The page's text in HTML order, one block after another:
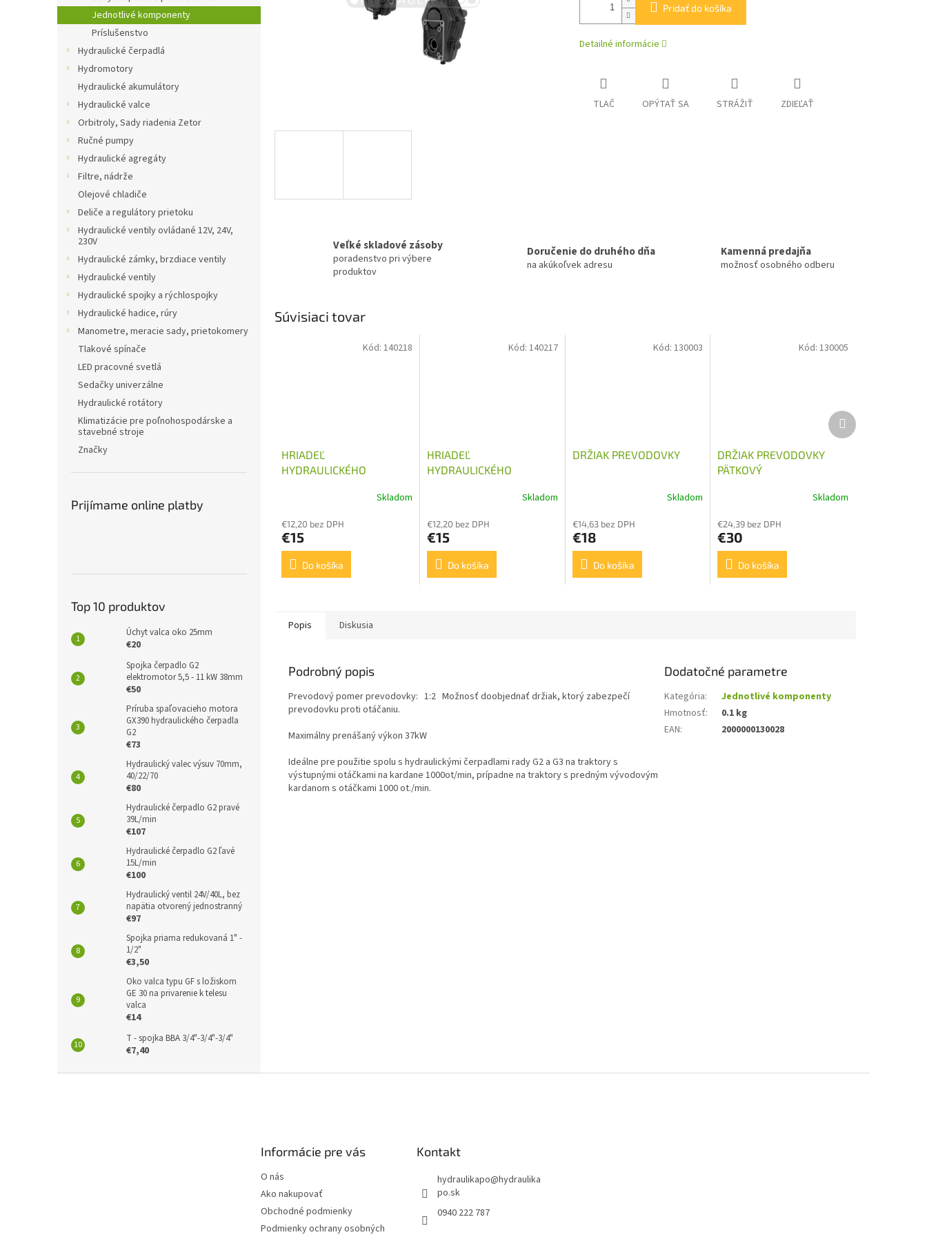
Jednotlivé komponenty
Príslušenstvo
Hydraulické čerpadlá
Hydromotory
Hydraulické akumulátory
Hydraulické valce
Orbitroly, Sady riadenia Zetor
Ručné pumpy
Hydraulické agregáty
Filtre, nádrže
Olejové chladiče
Deliče a regulátory prietoku
Hydraulické ventily ovládané 12V, 24V,
230V
Hydraulické zámky, brzdiace ventily
Hydraulické ventily
Hydraulické spojky a rýchlospojky
Hydraulické hadice, rúry
Manometre, meracie sady, prietokomery
Tlakové spínače
LED pracovné svetlá
Sedačky univerzálne
Hydraulické rotátory
Klimatizácie pre poľnohospodárske a
stavebné stroje
Značky
Prijímame online platby
Top 10 produktov
Úchyt valca oko 25mm
€20
Spojka čerpadlo G2
elektromotor 5,5 - 11 kW 38mm
€50
Príruba spaľovacieho motora
GX390 hydraulického čerpadla
G2
€73
Hydraulický valec výsuv 70mm,
40/22/70
€80
Hydraulické čerpadlo G2 pravé
39L/min
€107
Hydraulické čerpadlo G2 ľavé
15L/min
€100
Hydraulický ventil 24V/40L, bez
napätia otvorený jednostranný
€97
Spojka priama redukovaná 1" -
1/2"
€3,50
Oko valca typu GF s ložiskom
GE 30 na privarenie k telesu
valca
€14
T - spojka BBA 3/4"-3/4"-3/4"
€7,40
Pridať do košíka
Detailné informácie
TLAČ OPÝTAŤ SA STRÁŽIŤ ZDIEĽAŤ
Veľké skladové zásoby
poradenstvo pri výbere
produktov
Doručenie do druhého dňa
na akúkoľvek adresu
Kamenná predajňa
možnosť osobného odberu
Súvisiaci tovar
HRIADEĽ
HYDRAULICKÉHO
Skladom
€12,20 bez DPH
€15
Do košíka
Kód: 140218
HRIADEĽ
HYDRAULICKÉHO
Skladom
€12,20 bez DPH
€15
Do košíka
Kód: 140217
DRŽIAK PREVODOVKY
Skladom
€14,63 bez DPH
€18
Do košíka
Kód:130003
DRŽIAK PREVODOVKY
PÄTKOVÝ
Skladom
€24,39 bez DPH
€30
Do košíka
Kód: 130005
Ďalší
produkt
Popis Diskusia
Podrobný popis
Prevodový pomer prevodovky: 1:2 Možnosť doobjednať držiak, ktorý zabezpečí
prevodovku proti otáčaniu.
Maximálny prenášaný výkon 37kW
Ideálne pre použitie spolu s hydraulickými čerpadlami rady G2 a G3 na traktory s
výstupnými otáčkami na kardane 1000ot/min, prípadne na traktory s predným vývodovým
kardanom s otáčkami 1000 ot./min.
Dodatočné parametre
Kategória:
Jednotlivé komponenty
Hmotnosť:
0.1 kg
EAN: 2000000130028
Informácie pre vás
O nás
Ako nakupovať
Obchodné podmienky
Podmienky ochrany osobných
Kontakt
hydraulikapo@hydraulika
po.sk
0940 222 787